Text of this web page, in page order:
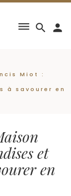
search
dehaze person
Miot :
à savourer en
et
en